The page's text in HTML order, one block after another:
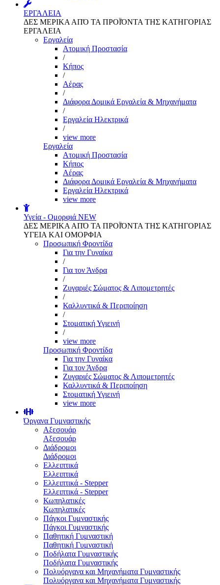
ΕΡΓΑΛΕΙΑ
ΔΕΣ ΜΕΡΙΚΑ ΑΠΌ ΤΑ ΠΡΟΪΌΝΤΑ ΤΗΣ ΚΑΤΗΓΟΡΙΑΣ
ΕΡΓΑΛΕΙΑ
Εργαλεία
Aτομική Προστασία
/
Kήπος
/
Αέρας
/
Διάφορα Δομικά Εργαλεία & Μηχανήματα
/
Εργαλεία Ηλεκτρικά
/
view more
Εργαλεία
Aτομική Προστασία
Kήπος
Αέρας
Διάφορα Δομικά Εργαλεία & Μηχανήματα
Εργαλεία Ηλεκτρικά
view more
Υγεία - Ομορφιά NEW
ΔΕΣ ΜΕΡΙΚΑ ΑΠΌ ΤΑ ΠΡΟΪΌΝΤΑ ΤΗΣ ΚΑΤΗΓΟΡΙΑΣ
ΥΓΕΙΑ ΚΑΙ ΟΜΟΡΦΙΑ
Προσωπική Φροντίδα
Για την Γυναίκα
/
Για τον Άνδρα
/
Ζυγαριές Σώματος & Λιπομετρητές
/
Καλλυντικά & Περιποίηση
/
Στοματική Υγιεινή
/
view more
Προσωπική Φροντίδα
Για την Γυναίκα
Για τον Άνδρα
Ζυγαριές Σώματος & Λιπομετρητές
Καλλυντικά & Περιποίηση
Στοματική Υγιεινή
view more
Όργανα Γυμναστικής
Αξεσουάρ
Αξεσουάρ
Διάδρομοι
Διάδρομοι
Ελλειπτικά
Ελλειπτικά
Ελλειπτικά - Stepper
Ελλειπτικά - Stepper
Κωπηλατικές
Κωπηλατικές
Πάγκοι Γυμναστικής
Πάγκοι Γυμναστικής
Παθητική Γυμναστική
Παθητική Γυμναστική
Ποδήλατα Γυμναστικής
Ποδήλατα Γυμναστικής
Πολυόργανα και Μηχανήματα Γυμναστικής
Πολυόργανα και Μηχανήματα Γυμναστικής